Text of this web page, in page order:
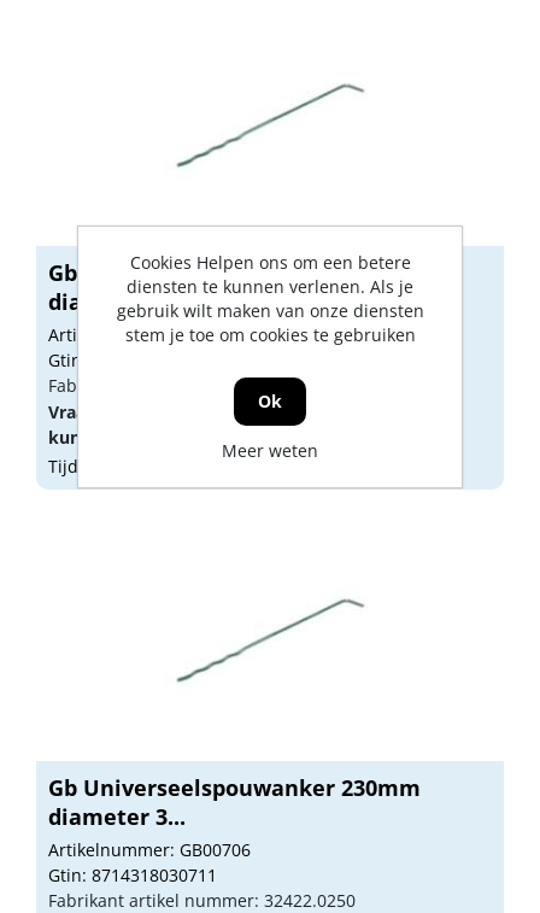
Gb Universeelspouwanker 290mm
diameter 3...
Artikelnummer: GB00708
Gtin: 8714318030759
Fabrikant artikel nummer: 32442.0250
Vraag een
aan oflog in
kunnen zien.
Tijdelijk niet op voorraad
Gb Universeelspouwanker 230mm
diameter 3...
Artikelnummer: GB00706
Gtin: 8714318030711
Fabrikant artikel nummer: 32422.0250
Cookies Helpen ons om een betere
diensten te kunnen verlenen. Als je
gebruik wilt maken van onze diensten
stem je toe om cookies te gebruiken
Ok
Meer weten